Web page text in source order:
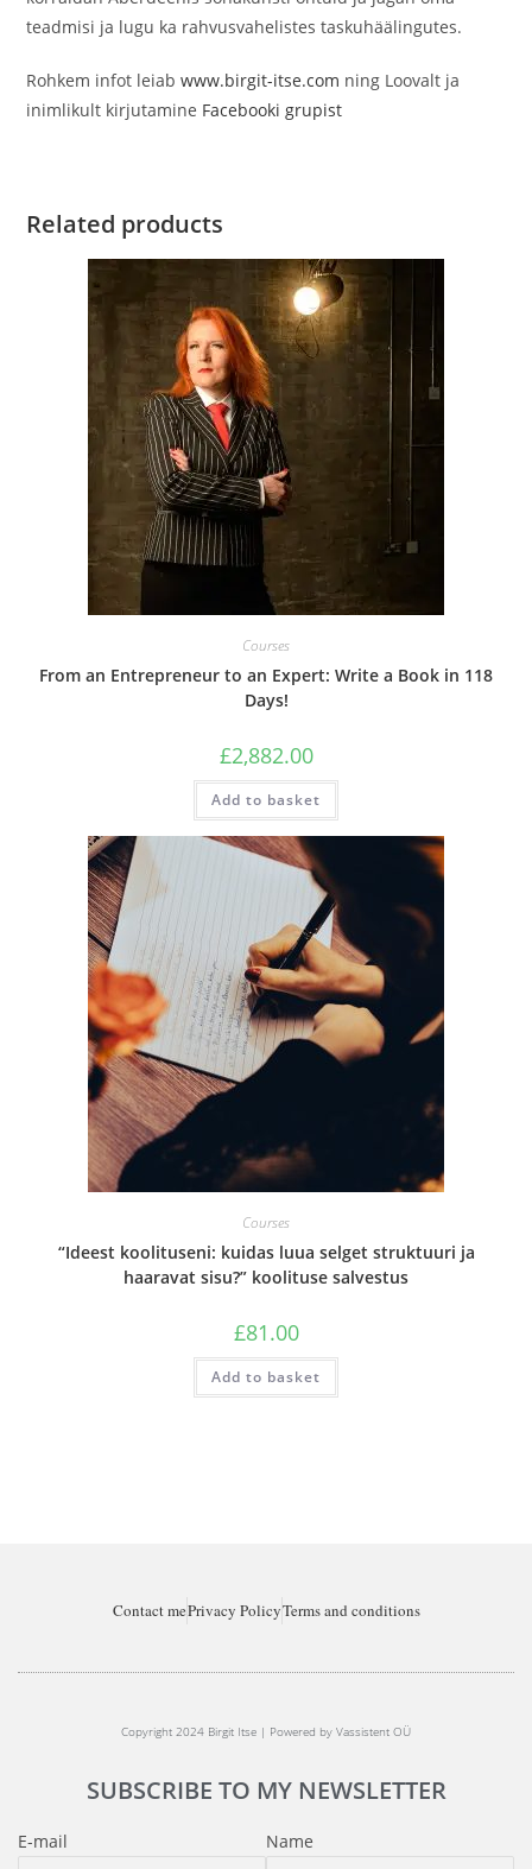
teadmisi ja lugu ka rahvusvahelistes taskuhäälingutes.
Rohkem infot leiabwww.birgit-itse.com ning Loovalt ja
inimlikult kirjutamine Facebooki grupist
Related products
Courses
From an Entrepreneur to an Expert: Write a Book in 118
Days!
£2,882.00
Add to basket
Courses
“Ideest koolituseni: kuidas luua selget struktuuri ja
haaravat sisu?” koolituse salvestus
£81.00
Add to basket
Contact mePrivacy PolicyTerms and conditions
Copyright 2024 Birgit Itse | Powered by Vassistent OÜ
SUBSCRIBE TO MY NEWSLETTER
E-mail Name